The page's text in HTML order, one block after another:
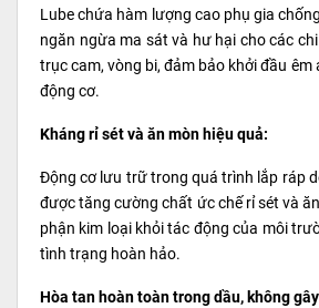
Lube chứa hàm lượng cao phụ gia
ngăn ngừa ma sát và hư hại cho các
trục cam, vòng bi, đảm bảo khởi đầu êm
động cơ.
Kháng rỉ sét và ăn mòn hiệu quả:
Động cơ lưu trữ trong quá trình lắp ráp
được tăng cường chất ức chế rỉ sét và
phận kim loại khỏi tác động của môi
tình trạng hoàn hảo.
Hòa tan hoàn toàn trong dầu, không